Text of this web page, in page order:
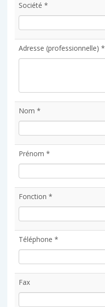
Société *
Adresse (professionnelle) *
Nom *
Prénom *
Fonction *
Téléphone *
Fax